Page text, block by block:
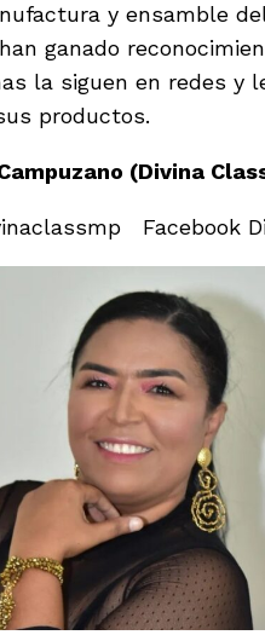
y ensamble
ganado
la siguen en redes y
productos.
(Divina
Facebook